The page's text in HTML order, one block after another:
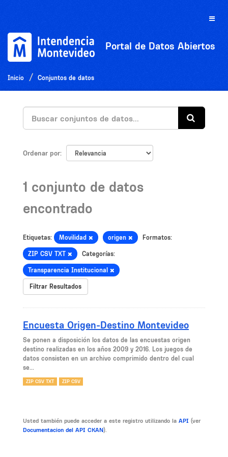
Toggle
Portal de Datos Abiertos
Inicio Conjuntos de datos
Ordenar por
1 conjunto de datos
encontrado
Etiquetas: Movilidad origen Formatos:
ZIP CSV TXT Categorías:
Transparencia Institucional
Filtrar Resultados
Encuesta Origen-Destino Montevideo
Se ponen a disposición los datos de las encuestas origen
destino realizadas en los años 2009 y 2016. Los juegos de
datos consisten en un archivo comprimido dentro del cual
se...
ZIP CSV TXT ZIP CSV
Usted también puede acceder a este registro utilizando la API (ver
Documentacion del API CKAN).